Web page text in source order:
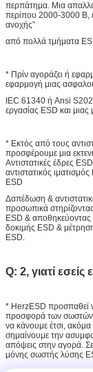
περπάτημα. Μια
περίπου 2000-3000 Β,
ανοχής”
από πολλά τμήματα
* Πρίν αγοράζει ή
εφαρμογή μιας
IEC 61340 ή Ansi
εργασίας ESD και
* Εκτός από τους
προσφέρουμε μια
Αντιστατικές έδρες
αντιστατικός
ESD
Δαπέδωση &
προσωπικά
ESD &
δοκιμής ESD &
ESD.
Q: 2, γιατί
* HerzESD προσπαθεί
προσφορά των σωστών
να κάνουμε έτσι,
σημαίνουμε την
απόψεις στην αγορά.
μόνης σωστής λύσης